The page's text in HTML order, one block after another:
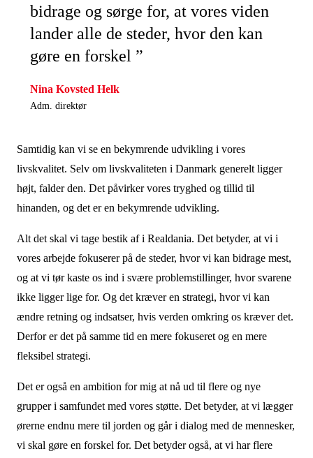
bidrage og sørge for, at vores viden
lander alle de steder, hvor den kan
gøre en forskel ”
Nina Kovsted Helk
Adm. direktør
Samtidig kan vi se en bekymrende udvikling i vores
livskvalitet. Selv om livskvaliteten i Danmark generelt ligger
højt, falder den. Det påvirker vores tryghed og tillid til
hinanden, og det er en bekymrende udvikling.
Alt det skal vi tage bestik af i Realdania. Det betyder, at vi i
vores arbejde fokuserer på de steder, hvor vi kan bidrage mest,
og at vi tør kaste os ind i svære problemstillinger, hvor svarene
ikke ligger lige for. Og det kræver en strategi, hvor vi kan
ændre retning og indsatser, hvis verden omkring os kræver det.
Derfor er det på samme tid en mere fokuseret og en mere
fleksibel strategi.
Det er også en ambition for mig at nå ud til flere og nye
grupper i samfundet med vores støtte. Det betyder, at vi lægger
ørerne endnu mere til jorden og går i dialog med de mennesker,
vi skal gøre en forskel for. Det betyder også, at vi har flere